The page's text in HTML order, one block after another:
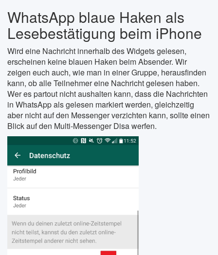
WhatsApp blaue Haken als
Lesebestätigung beim iPhone
Wird eine Nachricht innerhalb des Widgets gelesen,
erscheinen keine blauen Haken beim Absender. Wir
zeigen euch auch, wie man in einer Gruppe, herausfinden
kann, ob alle Teilnehmer eine Nachricht gelesen haben.
Wer es partout nicht aushalten kann, dass die Nachrichten
in WhatsApp als gelesen markiert werden, gleichzeitig
aber nicht auf den Messenger verzichten kann, sollte einen
Blick auf den Multi-Messenger Disa werfen.